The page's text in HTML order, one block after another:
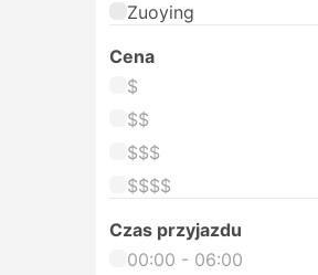
Zuoying
Cena
$
$$
$$$
$$$$
Czas przyjazdu
00:00 - 06:00